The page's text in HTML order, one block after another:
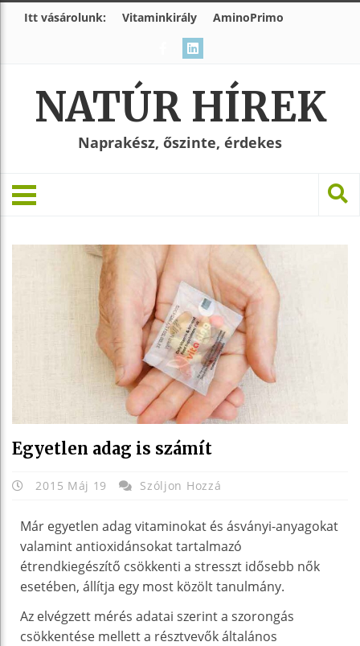
Itt vásárolunk: Vitaminkirály AminoPrimo
NATÚR HÍREK
Naprakész, őszinte, érdekes
Egyetlen adag is számít
2015 Máj 19 Szóljon Hozzá
Már egyetlen adag vitaminokat és ásványi-anyagokat
valamint antioxidánsokat tartalmazó
étrendkiegészítő csökkenti a stresszt idősebb nők
esetében, állítja egy most közölt tanulmány.
Az elvégzett mérés adatai szerint a szorongás
csökkentése mellett a résztvevők általános